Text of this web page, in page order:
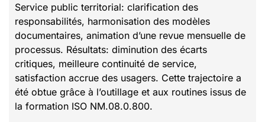
Service public territorial: clarification des
responsabilités, harmonisation des modèles
documentaires, animation d’une revue mensuelle de
processus. Résultats: diminution des écarts
critiques, meilleure continuité de service,
satisfaction accrue des usagers. Cette trajectoire a
été obtue grâce à l’outillage et aux routines issus de
la formation ISO NM.08.0.800.